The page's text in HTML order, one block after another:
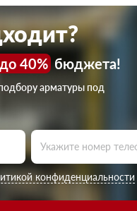
40% бюджета!
арматуры под
конфиденциальности